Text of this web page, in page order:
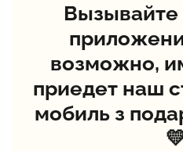
Вызывайте
возможно,
приедет наш
мобиль з